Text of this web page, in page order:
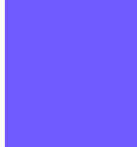
Un fichier Excel est un très bel
structuré. Chaque feuille d’un
type donnée que la feuille va
Cette technologie va donc
précis toutes les informations